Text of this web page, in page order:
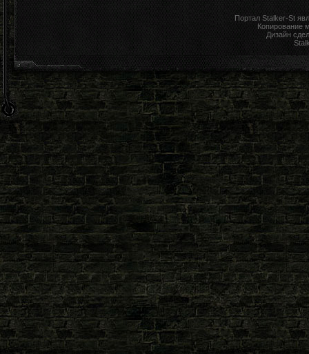
Портал Stalker-St
Копирование
Дизайн